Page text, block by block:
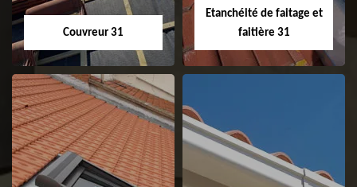
Couvreur 31
Couvreur 31
Etanchéité de faitage et
faitière 31
Etanchéité de
faitage et faitière